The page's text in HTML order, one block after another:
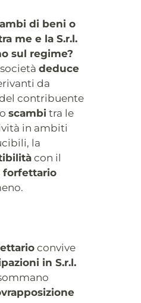
di beni o
me e la S.r.l.
sul regime?
deduce
da
contribuente
scambi tra le
in ambiti
la
con il
forfettario
convive
in S.r.l.